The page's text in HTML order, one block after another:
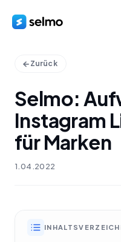
Zurück
Selmo:
Instagram
für Marken
1.04.2022